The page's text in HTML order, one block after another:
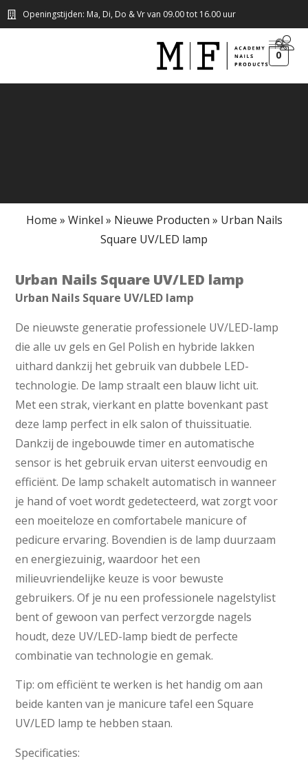
Openingstijden: Ma, Di, Do & Vr van 09.00 tot 16.00 uur
0
Home » Winkel » Nieuwe Producten » Urban Nails
Square UV/LED lamp
Urban Nails Square UV/LED lamp
Urban Nails Square UV/LED lamp
De nieuwste generatie professionele UV/LED-lamp
die alle uv gels en Gel Polish en hybride lakken
uithard dankzij het gebruik van dubbele LED-
technologie. De lamp straalt een blauw licht uit.
Met een strak, vierkant en platte bovenkant past
deze lamp perfect in elk salon of thuissituatie.
Dankzij de ingebouwde timer en automatische
sensor is het gebruik ervan uiterst eenvoudig en
efficiënt. De lamp schakelt automatisch in wanneer
je hand of voet wordt gedetecteerd, wat zorgt voor
een moeiteloze en comfortabele manicure of
pedicure ervaring. Bovendien is de lamp duurzaam
en energiezuinig, waardoor het een
milieuvriendelijke keuze is voor bewuste
gebruikers. Of je nu een professionele nagelstylist
bent of gewoon van perfect verzorgde nagels
houdt, deze UV/LED-lamp biedt de perfecte
combinatie van technologie en gemak.
Tip: om efficiënt te werken is het handig om aan
beide kanten van je manicure tafel een Square
UV/LED lamp te hebben staan.
Specificaties: